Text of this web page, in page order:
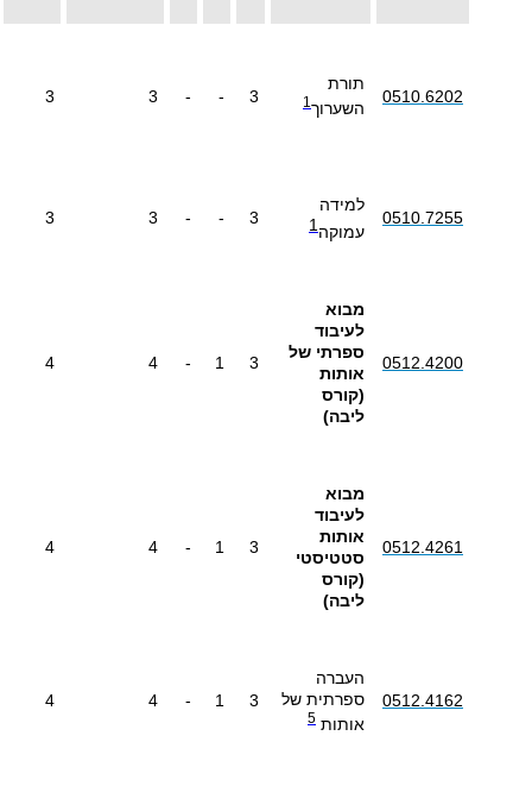
0510.6202
תורת
השערוך 1
3
-
-
3
3
0510.7255
למידה
עמוקה 1
3
-
-
3
3
0512.4200
מבוא
לעיבוד
ספרתי של
אותות
(קורס
ליבה)
3
1
-
4
4
0512.4261
מבוא
לעיבוד
אותות
סטטיסטי
(קורס
ליבה)
3
1
-
4
4
0512.4162
העברה
ספרתית של
אותות 5
3
1
-
4
4